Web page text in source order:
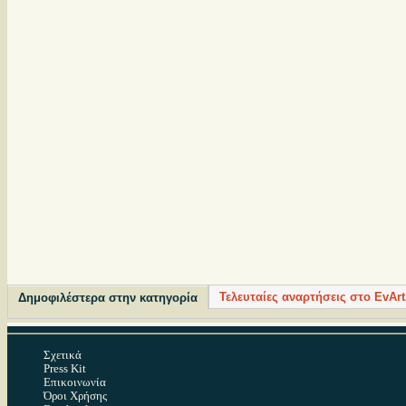
Δημοφιλέστερα στην κατηγορία Τελευταίες αναρτήσεις στο
Σχετικά
Press Kit
Επικοινωνία
Όροι Χρήσης